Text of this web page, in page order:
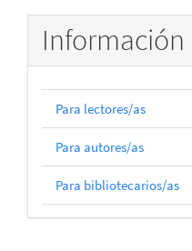
Información
Para lectores/as
Para autores/as
Para bibliotecarios/as